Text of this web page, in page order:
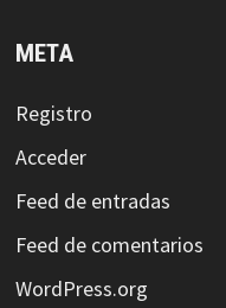
META
Registro
Acceder
Feed de entradas
Feed de comentarios
WordPress.org